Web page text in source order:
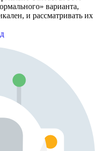
варианта,
и рассматривать их